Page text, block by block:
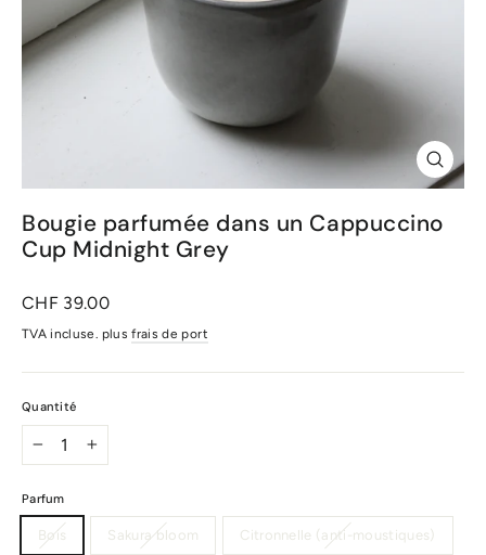
(Esc)
Bougie parfumée dans un Cappuccino
Cup Midnight Grey
Prix
CHF 39.00
TVA incluse. plusfrais de port
Quantité
+
Parfum
Bois Sakura bloom Citronnelle (anti-moustiques)